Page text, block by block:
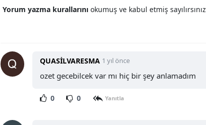
Yorum yazma kurallarını okumuş ve kabul etmiş sayılırsınız
QUASİLVARESMA 1 yıl önce
ozet gecebilcek var mı hiç bir şey anlamadım
0 0 Yanıtla